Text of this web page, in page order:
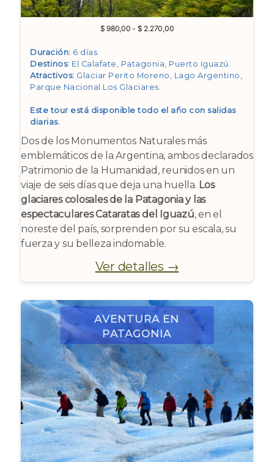
$ 980,00 - $ 2.270,00Rango
desde
$ 980,00
hasta
Duración: 6 días.
Destinos: El Calafate, Patagonia, Puerto Iguazú
Atractivos: Glaciar Perito Moreno, Lago Argentino,
Parque Nacional Los Glaciares
Este tour está disponible todo el año con salidas
diarias.
Dos de los Monumentos Naturales más
emblemáticos de la Argentina, ambos declarados
Patrimonio de la Humanidad, reunidos en un
viaje de seis días que deja una huella. Los
glaciares colosales de la Patagonia y las
espectaculares Cataratas del Iguazú, en el
noreste del país, sorprenden por su escala, su
fuerza y su belleza indomable.
Ver detalles →
Aventura en
Patagonia